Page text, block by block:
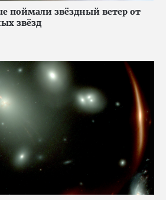
поймали звёздный ветер от
звёзд